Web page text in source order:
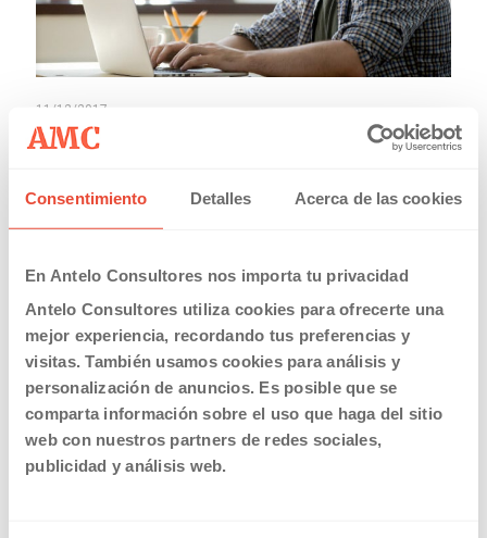
Consentimiento Detalles Acerca de las cookies
En Antelo Consultores nos importa tu privacidad
Antelo Consultores utiliza cookies para ofrecerte una
mejor experiencia, recordando tus preferencias y
visitas. También usamos cookies para análisis y
personalización de anuncios. Es posible que se
comparta información sobre el uso que haga del sitio
web con nuestros partners de redes sociales,
publicidad y análisis web.
11/12/2017
Como ser Autónomo
Read more